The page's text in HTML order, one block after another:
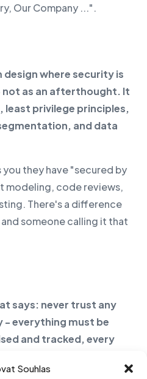
Souhlas
Our Company ...".
where security is
as an afterthought. It
least privilege principles,
and data
they have "secured by
modeling, code reviews,
There's a difference
someone calling it that
says: never trust any
- everything must be
and tracked, every